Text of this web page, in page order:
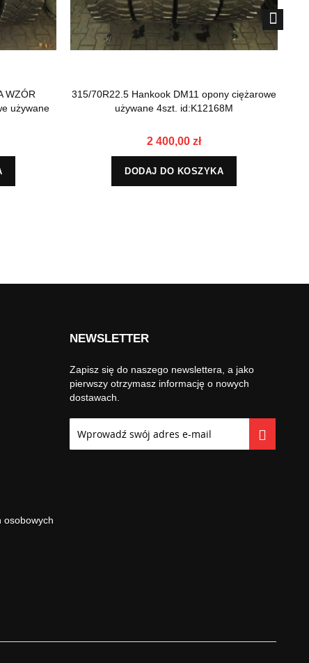
WZÓR
używane
315/70R22.5 Hankook DM11 opony ciężarowe
używane 4szt. id:K12168M
2 400,00 zł
DODAJ DO KOSZYKA
osobowych
NEWSLETTER
Zapisz się do naszego newslettera, a jako
pierwszy otrzymasz informację o nowych
dostawach.
nasz
newsletter: